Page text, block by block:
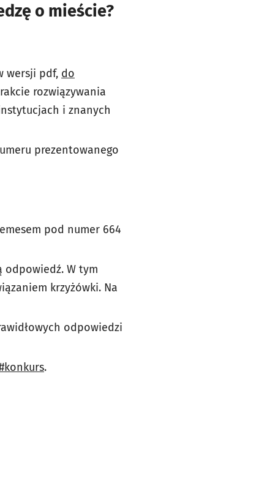
o mieście?
wersji pdf, do
rozwiązywania
i znanych
prezentowanego
pod numer 664
odpowiedź. W tym
krzyżówki. Na
odpowiedzi
.